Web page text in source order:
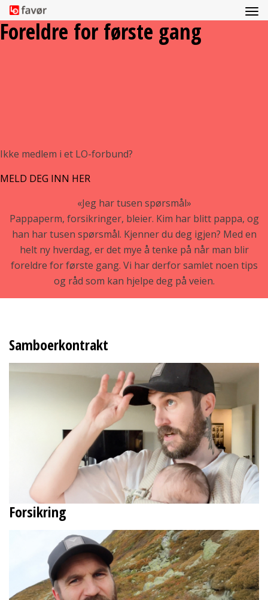
Foreldre for første gang
Ikke medlem i et LO-forbund?
MELD DEG INN HER
«Jeg har tusen spørsmål»
Pappaperm, forsikringer, bleier. Kim har blitt pappa, og
han har tusen spørsmål. Kjenner du deg igjen? Med en
helt ny hverdag, er det mye å tenke på når man blir
foreldre for første gang. Vi har derfor samlet noen tips
og råd som kan hjelpe deg på veien.
Samboerkontrakt
Forsikring